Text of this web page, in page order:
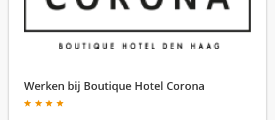
Werken bij Boutique Hotel Corona